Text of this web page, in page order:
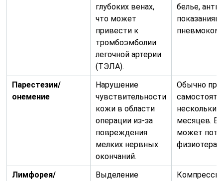
глубоких венах,
что может
привести к
тромбоэмболии
легочной артерии
(ТЭЛА).
белье,
Парестезии/
онемение
Нарушение
чувствительности
кожи в области
операции из-за
повреждения
мелких нервных
окончаний.
Обычно
месяцев. В
может
Лимфорея/
Выделение